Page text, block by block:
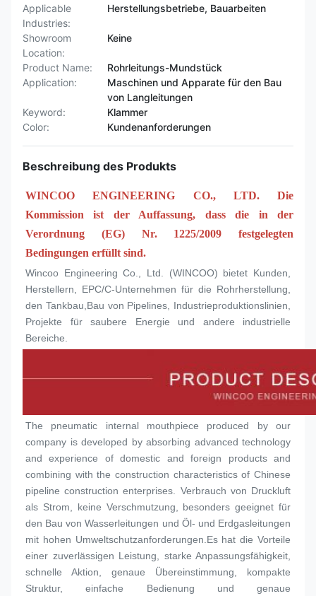
Applicable
Industries:
Herstellungsbetriebe, Bauarbeiten
Showroom
Location:
Keine
Product Name:
Rohrleitungs-Mundstück
Application:
Maschinen und Apparate für den Bau
von Langleitungen
Keyword:
Klammer
Color:
Kundenanforderungen
Beschreibung des Produkts
WINCOO ENGINEERING CO., LTD. Die
Kommission ist der Auffassung, dass die in der
Verordnung (EG) Nr. 1225/2009 festgelegten
Bedingungen erfüllt sind.
Wincoo Engineering Co., Ltd. (WINCOO) bietet Kunden,
Herstellern, EPC/C-Unternehmen für die Rohrherstellung,
den Tankbau,Bau von Pipelines, Industrieproduktionslinien,
Projekte für saubere Energie und andere industrielle
Bereiche.
The pneumatic internal mouthpiece produced by our
company is developed by absorbing advanced technology
and experience of domestic and foreign products and
combining with the construction characteristics of Chinese
pipeline construction enterprises. Verbrauch von Druckluft
als Strom, keine Verschmutzung, besonders geeignet für
den Bau von Wasserleitungen und Öl- und Erdgasleitungen
mit hohen Umweltschutzanforderungen.Es hat die Vorteile
einer zuverlässigen Leistung, starke Anpassungsfähigkeit,
schnelle Aktion, genaue Übereinstimmung, kompakte
Struktur, einfache Bedienung und genaue